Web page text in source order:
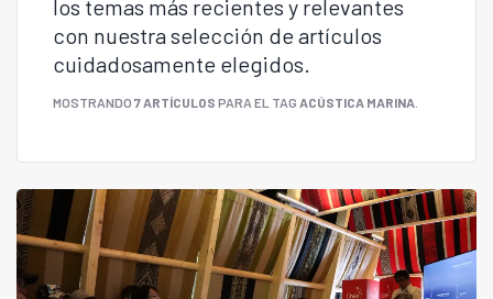
los temas más recientes y relevantes
con nuestra selección de artículos
cuidadosamente elegidos.
MOSTRANDO 7 ARTÍCULOS PARA EL TAG ACÚSTICA MARINA